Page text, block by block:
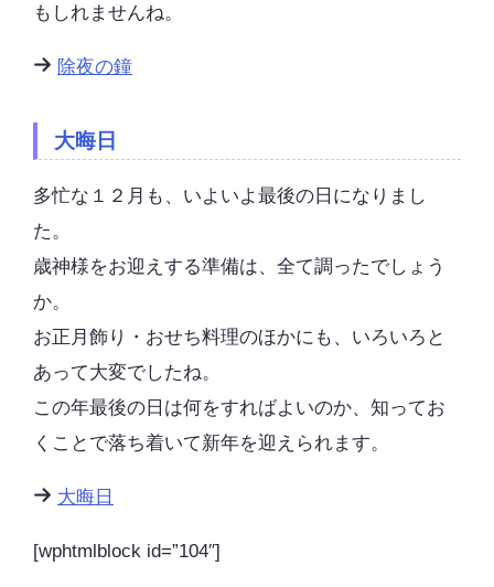
もしれませんね。
除夜の鐘
大晦日
多忙な１２月も、いよいよ最後の日になりまし
た。
歳神様をお迎えする準備は、全て調ったでしょう
か。
お正月飾り・おせち料理のほかにも、いろいろと
あって大変でしたね。
この年最後の日は何をすればよいのか、知ってお
くことで落ち着いて新年を迎えられます。
大晦日
[wphtmlblock id=”104″]